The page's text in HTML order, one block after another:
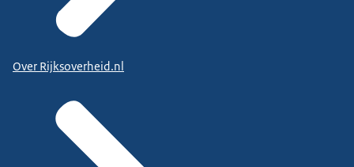
Over Rijksoverheid.nl